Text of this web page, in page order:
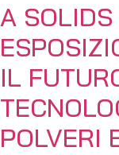
A
IL
POLVERI